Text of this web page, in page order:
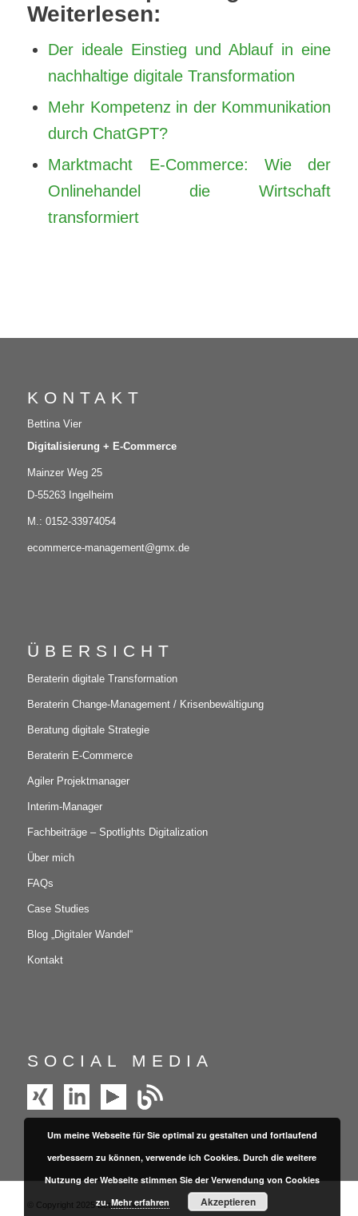
Weiterlesen:
Der ideale Einstieg und Ablauf in eine
nachhaltige digitale Transformation
Mehr Kompetenz in der Kommunikation
durch ChatGPT?
Marktmacht E-Commerce: Wie der
Onlinehandel die Wirtschaft
transformiert
KONTAKT
Bettina Vier
Digitalisierung + E-Commerce
Mainzer Weg 25
D-55263 Ingelheim
M.: 0152-33974054
ecommerce-management@gmx.de
ÜBERSICHT
Beraterin digitale Transformation
Beraterin Change-Management / Krisenbewältigung
Beratung digitale Strategie
Beraterin E-Commerce
Agiler Projektmanager
Interim-Manager
Fachbeiträge – Spotlights Digitalization
Über mich
FAQs
Case Studies
Blog „Digitaler Wandel“
Kontakt
SOCIAL MEDIA
© Copyright 2025 Bettina Vier
Um meine Webseite für Sie optimal zu gestalten und fortlaufend
verbessern zu können, verwende ich Cookies. Durch die weitere
Nutzung der Webseite stimmen Sie der Verwendung von Cookies
zu.Mehr erfahren Akzeptieren